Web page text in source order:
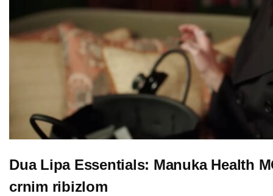
Dua Lipa Essentials: Manuka Health
crnim ribizlom